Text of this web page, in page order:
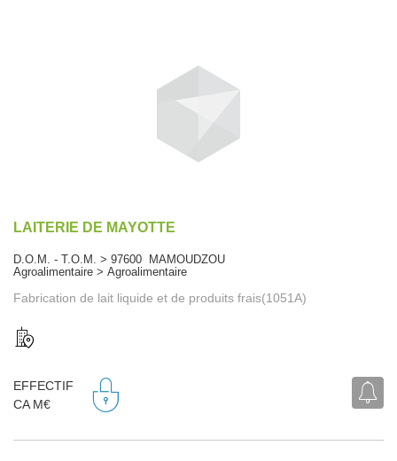
LAITERIE DE MAYOTTE
D.O.M. - T.O.M. > 97600 MAMOUDZOU
Agroalimentaire > Agroalimentaire
Fabrication de lait liquide et de produits frais(1051A)
EFFECTIF
CA M€